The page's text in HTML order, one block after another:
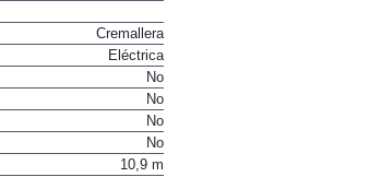
Cremallera
Eléctrica
No
No
No
No
10,9 m